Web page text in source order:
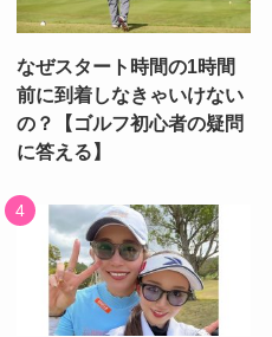
なぜスタート時間の1時間
前に到着しなきゃいけない
の？【ゴルフ初心者の疑問
に答える】